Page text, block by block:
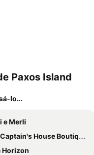
Paxos Island
lo...
e Merli
House Boutique Hotel
Horizon